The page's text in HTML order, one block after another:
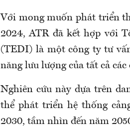
Với mong muốn phát triển
2024, ATR đã kết hợp với
(TEDI) là một công ty tư
năng lưu lượng của tất cả
Nghiên cứu này dựa trên
thể phát triển hệ thống
2030, tầm nhìn đến năm